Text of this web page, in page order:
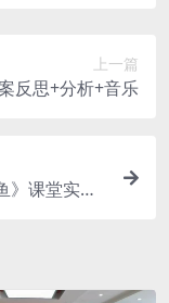
上一篇
反思+分析+音乐
》课堂实录